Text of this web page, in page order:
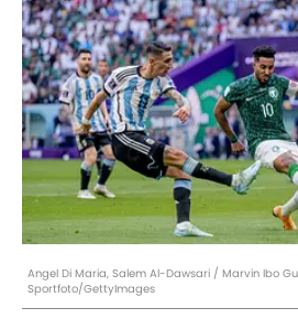
Angel Di Maria, Salem Al-Dawsari / Marvin Ibo
Sportfoto/GettyImages